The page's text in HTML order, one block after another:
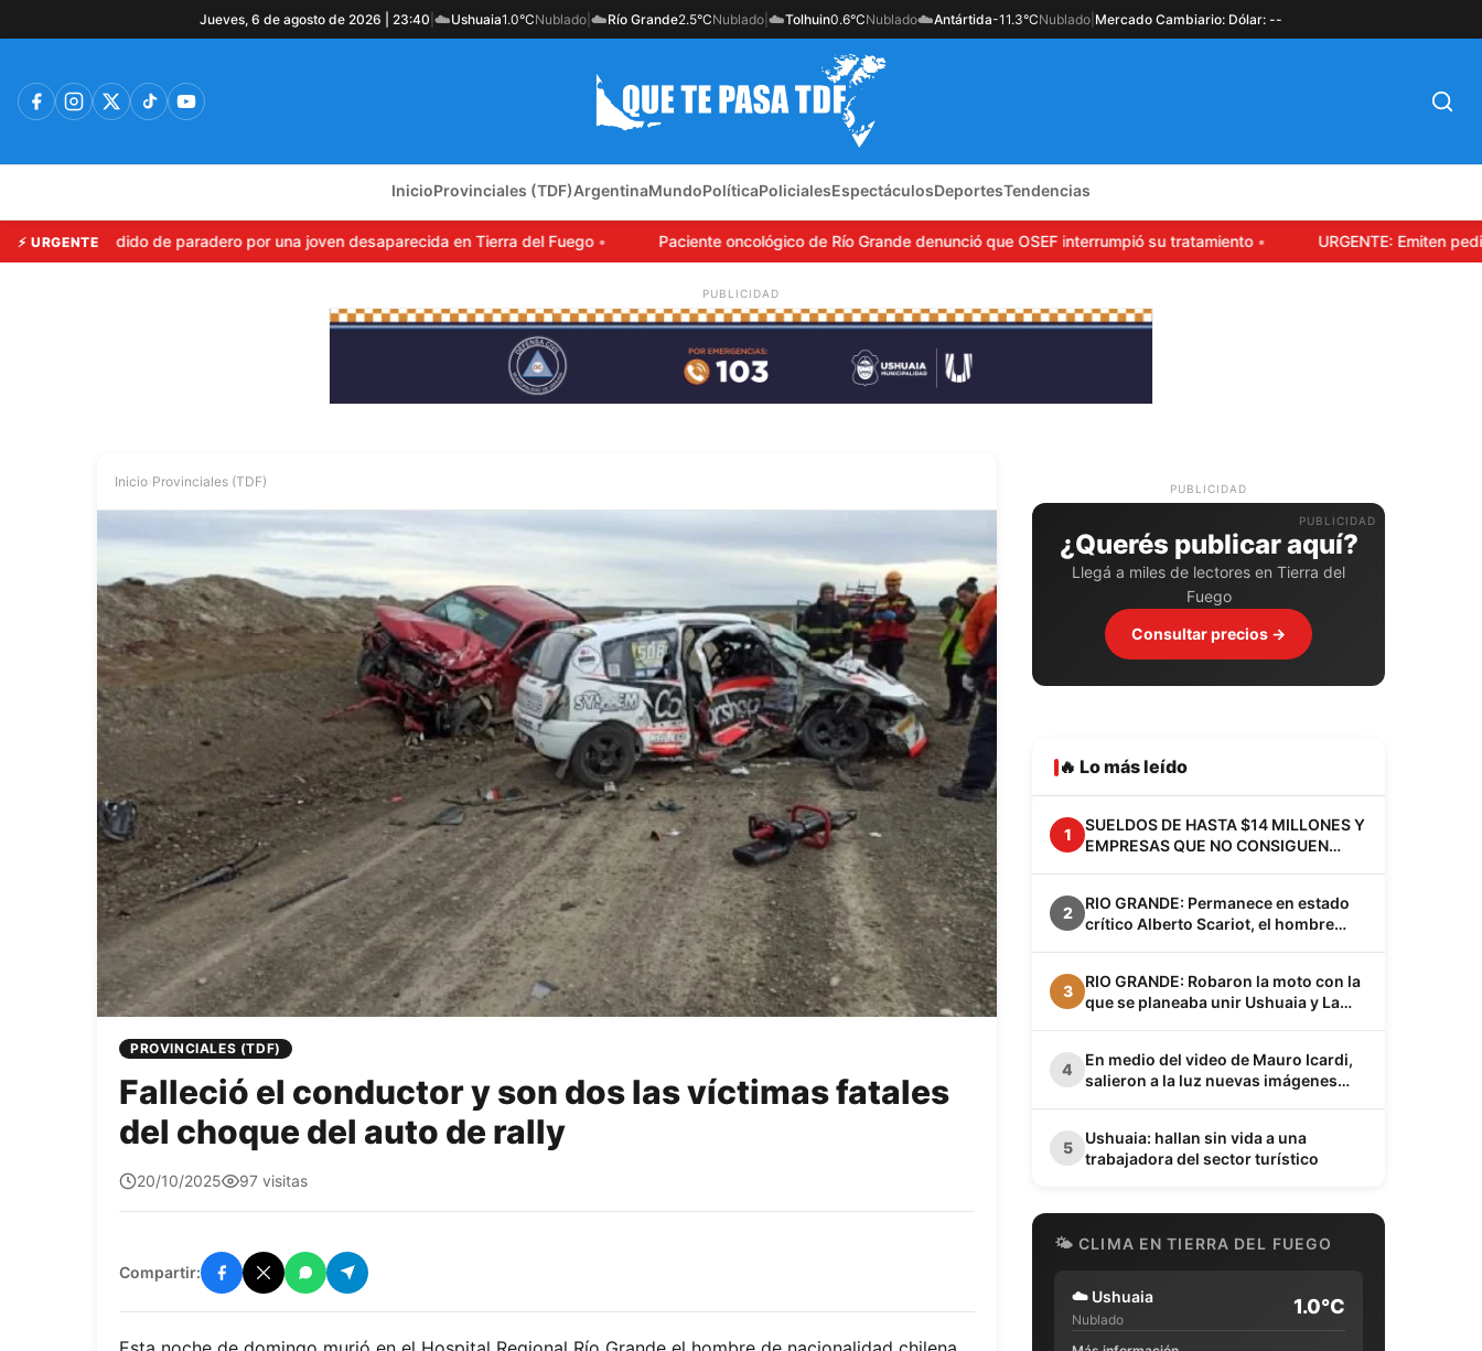
Jueves, 6 de agosto de 2026 | 23:40 ☁️Ushuaia1.0°CNublado ☁️Río Grande2.5°CNublado ☁️Tolhuin0.6°CNublado☁️Antártida-11.3°CNublado Mercado Cambiario: Dólar: --
InicioProvinciales (TDF)ArgentinaMundoPolíticaPolicialesEspectáculosDeportesTendencias
⚡ URGENTE
Emiten pedido de paradero por una joven desaparecida en Tierra del Fuego Paciente oncológico de Río Grande denunció que OSEF interrumpió su tratamiento URGENTE: Emiten
Inicio Provinciales (TDF)
PROVINCIALES (TDF)
Falleció el conductor y son dos las víctimas fatales
del choque del auto de rally
quetepasa1
20/10/2025 97 visitas
Compartir:
PUBLICIDAD
¿Querés publicar aquí?
Llegá a miles de lectores en Tierra del
Fuego
Consultar precios →
🔥 Lo más leído
1
SUELDOS DE HASTA $14 MILLONES Y
EMPRESAS QUE NO CONSIGUEN
PATAGONIA
2
RIO GRANDE: Permanece en estado
crítico Alberto Scariot, el hombre
3
RIO GRANDE: Robaron la moto con la
que se planeaba unir Ushuaia y La
4
En medio del video de Mauro Icardi,
salieron a la luz nuevas imágenes
5
Ushuaia: hallan sin vida a una
trabajadora del sector turístico
🌤 CLIMA EN TIERRA DEL FUEGO
☁️ Ushuaia
Nublado
1.0°C